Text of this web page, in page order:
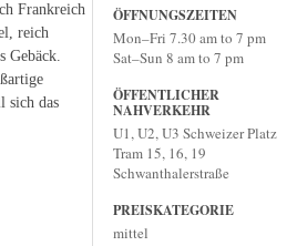
Frankreich
reich
Gebäck.
sich das
ÖFFNUNGSZEITEN
Mon–Fri 7.30 am to 7 pm
Sat–Sun 8 am to 7 pm
ÖFFENTLICHER
NAHVERKEHR
U1, U2, U3 Schweizer Platz
Tram 15, 16, 19
Schwanthalerstraße
PREISKATEGORIE
mittel